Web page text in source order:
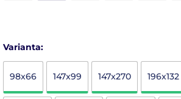
Varianta:
98x66 147x99 147x270 196x132